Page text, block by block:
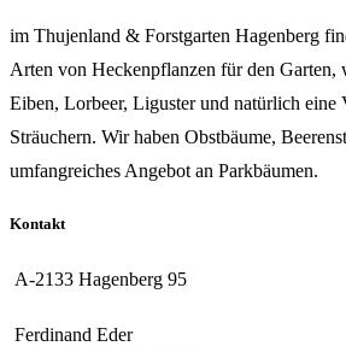
im Thujenland & Forstgarten Hagenberg
Arten von Heckenpflanzen für den Garten,
Eiben, Lorbeer, Liguster und natürlich eine
Sträuchern. Wir haben Obstbäume,
umfangreiches Angebot an Parkbäumen.
Kontakt
A-2133 Hagenberg 95
Ferdinand Eder